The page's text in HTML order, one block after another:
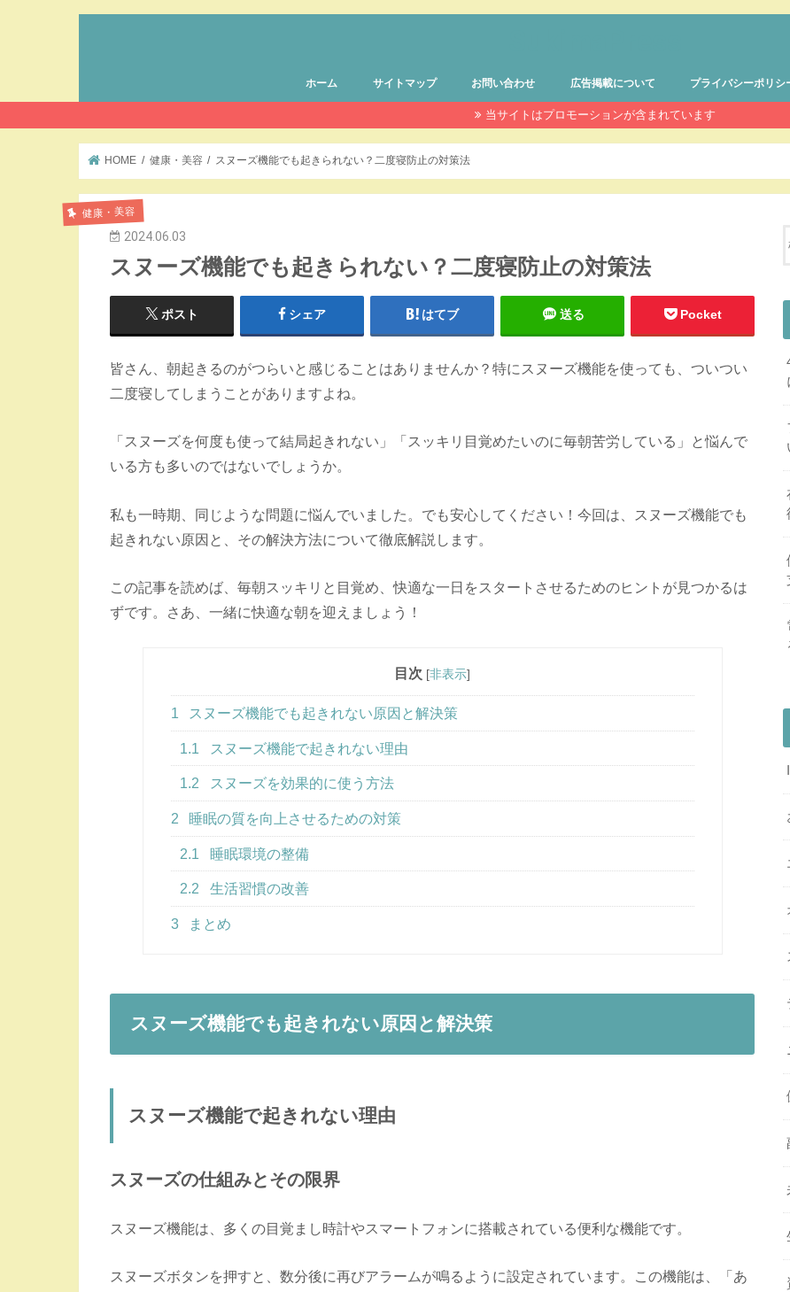
ホーム
サイトマップ お問い合わせ 広告掲載について プライバシーポリシ
当サイトはプロモーションが含まれています
HOME 健康・美容 スヌーズ機能でも起きられない？二度寝防止の対策法
健康・美容
2024.06.03
スヌーズ機能でも起きられない？二度寝防止の対策法
ポスト シェア はてブ 送る Pocket
皆さん、朝起きるのがつらいと感じることはありませんか？特にスヌーズ機能を使っても、ついつい
二度寝してしまうことがありますよね。
「スヌーズを何度も使って結局起きれない」「スッキリ目覚めたいのに毎朝苦労している」と悩んで
いる方も多いのではないでしょうか。
私も一時期、同じような問題に悩んでいました。でも安心してください！今回は、スヌーズ機能でも
起きれない原因と、その解決方法について徹底解説します。
この記事を読めば、毎朝スッキリと目覚め、快適な一日をスタートさせるためのヒントが見つかるは
ずです。さあ、一緒に快適な朝を迎えましょう！
目次 [非表示]
1 スヌーズ機能でも起きれない原因と解決策
1.1 スヌーズ機能で起きれない理由
1.2 スヌーズを効果的に使う方法
2 睡眠の質を向上させるための対策
2.1 睡眠環境の整備
2.2 生活習慣の改善
3 まとめ
スヌーズ機能でも起きれない原因と解決策
スヌーズ機能で起きれない理由
スヌーズの仕組みとその限界
スヌーズ機能は、多くの目覚まし時計やスマートフォンに搭載されている便利な機能です。
スヌーズボタンを押すと、数分後に再びアラームが鳴るように設定されています。この機能は、「あ